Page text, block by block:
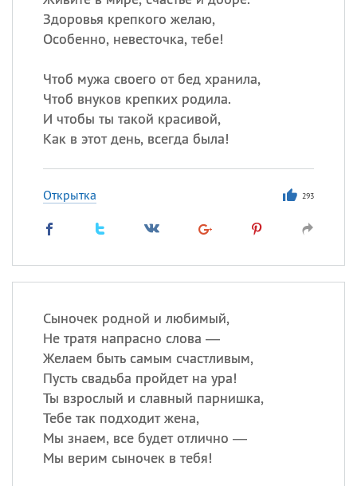
Здоровья крепкого желаю,
Особенно, невесточка, тебе!
Чтоб мужа своего от бед хранила,
Чтоб внуков крепких родила.
И чтобы ты такой красивой,
Как в этот день, всегда была!
Открытка 293
Сыночек родной и любимый,
Не тратя напрасно слова —
Желаем быть самым счастливым,
Пусть свадьба пройдет на ура!
Ты взрослый и славный парнишка,
Тебе так подходит жена,
Мы знаем, все будет отлично —
Мы верим сыночек в тебя!